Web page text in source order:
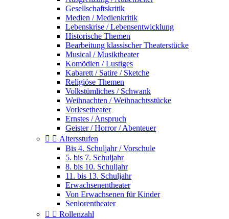
Gesellschaftskritik
Medien / Medienkritik
Lebenskrise / Lebensentwicklung
Historische Themen
Bearbeitung klassischer Theaterstücke
Musical / Musiktheater
Komödien / Lustiges
Kabarett / Satire / Sketche
Religiöse Themen
Volkstümliches / Schwank
Weihnachten / Weihnachtsstücke
Vorlesetheater
Ernstes / Anspruch
Geister / Horror / Abenteuer
  Altersstufen
Bis 4. Schuljahr / Vorschule
5. bis 7. Schuljahr
8. bis 10. Schuljahr
11. bis 13. Schuljahr
Erwachsenentheater
Von Erwachsenen für Kinder
Seniorentheater
  Rollenzahl